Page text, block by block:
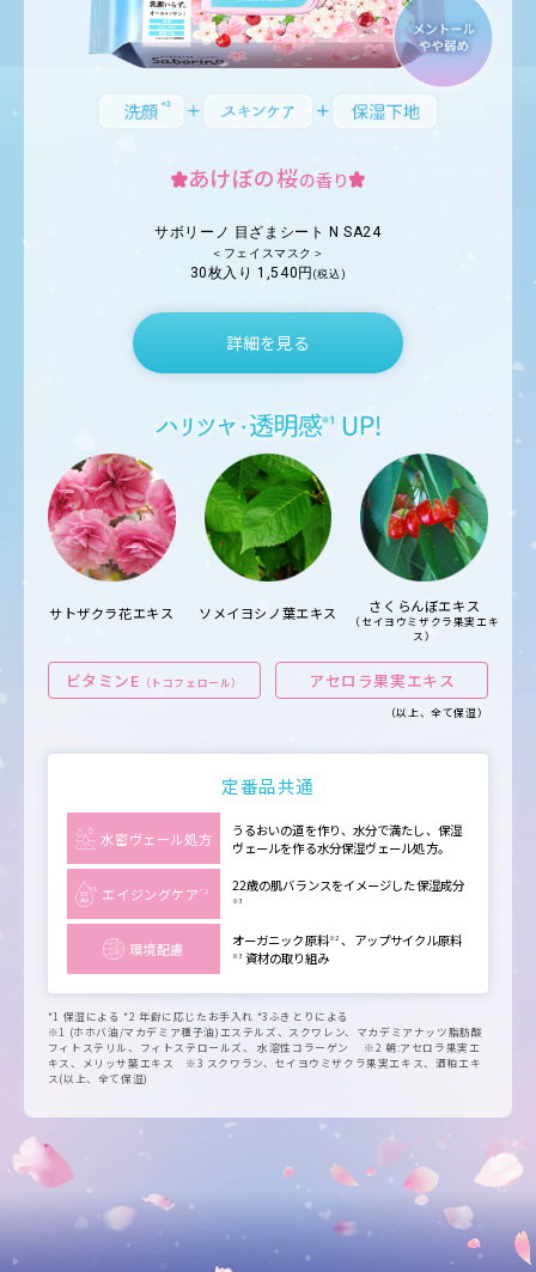
あけぼの桜の香り
サボリーノ 目ざまシート N SA24
＜フェイスマスク＞
30枚入り 1,540円 (税込)
詳細を見る
サトザクラ花エキス ソメイヨシノ葉エキス さくらんぼエキス
（セイヨウミザクラ果実エキ
ス）
ビタミンE （トコフェロール） アセロラ果実エキス
（以上、全て保湿）
定番品共通
水密ヴェール処方
うるおいの道を作り、水分で満たし、保湿
ヴェールを作る水分保湿ヴェール処方。
エイジングケア *2 22歳の肌バランスをイメージした保湿成分
※3
環境配慮 オーガニック原料※2 、アップサイクル原料
※3 資材の取り組み
*1 保湿による *2 年齢に応じたお手入れ *3ふきとりによる
※1 (ホホバ油/マカデミア種子油)エステルズ、スクワレン、マカデミアナッツ脂肪酸
フィトステリル、フィトステロールズ、 水溶性コラーゲン ※2 朝:アセロラ果実エ
キス、メリッサ葉エキス ※3 スクワラン、セイヨウミザクラ果実エキス、酒粕エキ
ス(以上、全て保湿)